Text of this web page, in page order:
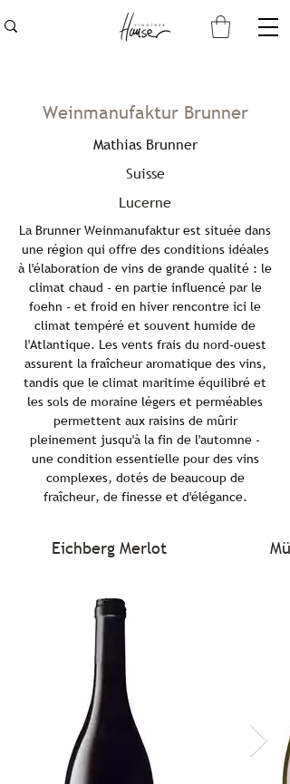
Weinmanufaktur Brunner
Mathias Brunner
Suisse
Lucerne
La Brunner Weinmanufaktur est située dans
une région qui offre des conditions idéales
à l'élaboration de vins de grande qualité : le
climat chaud - en partie influencé par le
foehn - et froid en hiver rencontre ici le
climat tempéré et souvent humide de
l'Atlantique. Les vents frais du nord-ouest
assurent la fraîcheur aromatique des vins,
tandis que le climat maritime équilibré et
les sols de moraine légers et perméables
permettent aux raisins de mûrir
pleinement jusqu'à la fin de l'automne -
une condition essentielle pour des vins
complexes, dotés de beaucoup de
fraîcheur, de finesse et d'élégance.
Eichberg Merlot